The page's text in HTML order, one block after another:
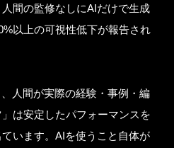
間の監修なしにAIだけで生成
以上の可視性低下が報告され
人間が実際の経験・事例・編
は安定したパフォーマンスを
います。AIを使うこと自体が